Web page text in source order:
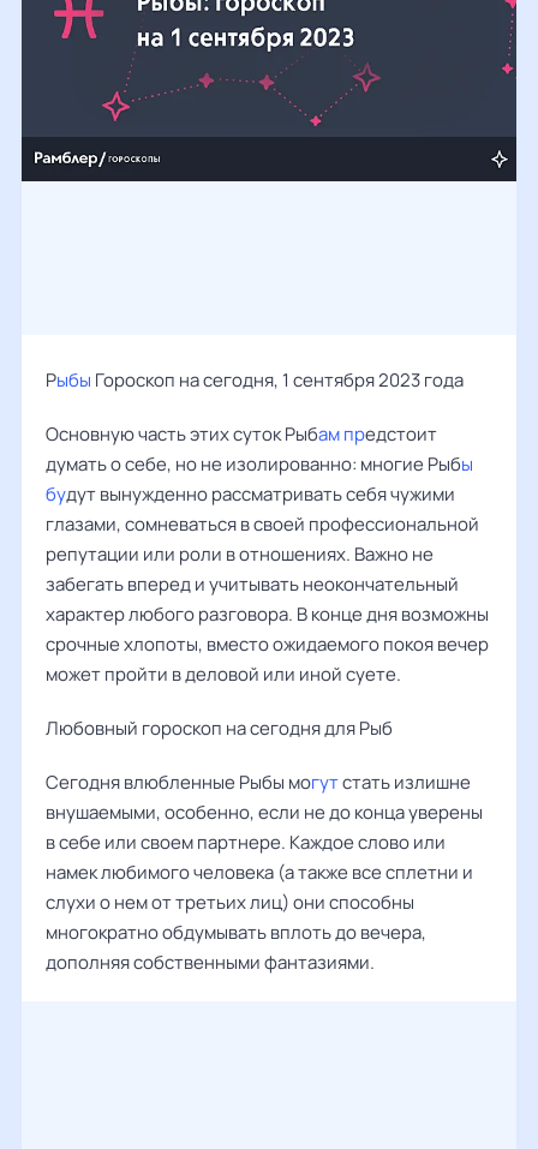
Рыбы Гороскоп на сегодня, 1 сентября 2023 года
Основную часть этих суток Рыбам предстоит
думать о себе, но не изолированно: многие Рыбы
будут вынужденно рассматривать себя чужими
глазами, сомневаться в своей профессиональной
репутации или роли в отношениях. Важно не
забегать вперед и учитывать неокончательный
характер любого разговора. В конце дня возможны
срочные хлопоты, вместо ожидаемого покоя вечер
может пройти в деловой или иной суете.
Любовный гороскоп на сегодня для Рыб
Сегодня влюбленные Рыбы могутстать излишне
внушаемыми, особенно, если не до конца уверены
в себе или своем партнере. Каждое слово или
намек любимого человека (а также все сплетни и
слухи о нем от третьих лиц) они способны
многократно обдумывать вплоть до вечера,
дополняя собственными фантазиями.